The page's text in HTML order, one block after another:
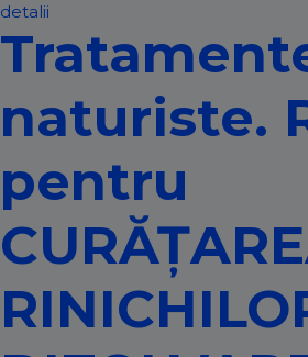
detalii
naturiste.
pentru